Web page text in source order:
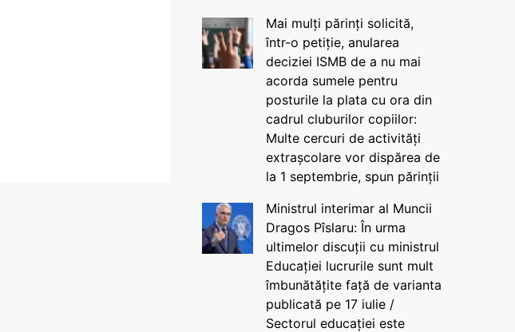
Mai mulți părinți solicită,
într-o petiție, anularea
deciziei ISMB de a nu mai
acorda sumele pentru
posturile la plata cu ora din
cadrul cluburilor copiilor:
Multe cercuri de activități
extrașcolare vor dispărea de
la 1 septembrie, spun părinții
Ministrul interimar al Muncii
Dragos Pîslaru: În urma
ultimelor discuții cu ministrul
Educației lucrurile sunt mult
îmbunătățite față de varianta
publicată pe 17 iulie /
Sectorul educației este